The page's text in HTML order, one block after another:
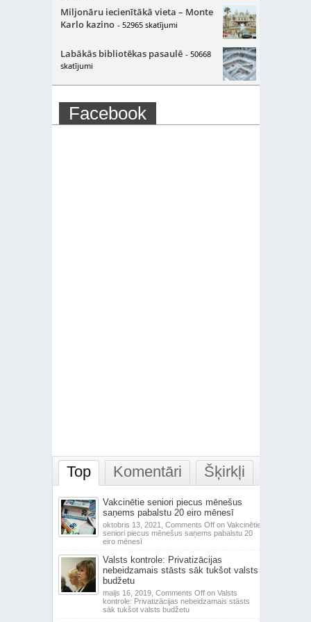
Miljonāru iecienītākā vieta – Monte
Karlo kazino - 52965 skatījumi
Labākās bibliotēkas pasaulē - 50668
skatījumi
Facebook
Top Komentāri Šķirkļi
Vakcinētie seniori piecus mēnešus
saņems pabalstu 20 eiro mēnesī
oktobris 13, 2021, Comments Offon Vakcinētie
seniori piecus mēnešus saņems pabalstu 20
eiro mēnesī
Valsts kontrole: Privatizācijas
nebeidzamais stāsts sāk tukšot valsts
budžetu
maijs 16, 2019, Comments Offon Valsts
kontrole: Privatizācijas nebeidzamais stāsts
sāk tukšot valsts budžetu